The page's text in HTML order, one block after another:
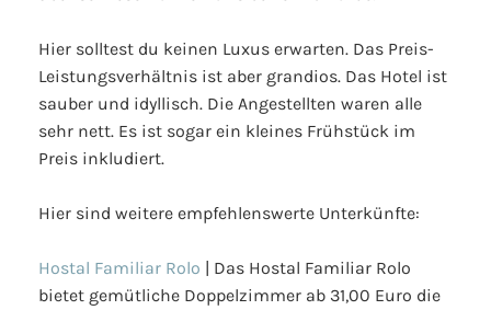
Hier solltest du keinen Luxus erwarten. Das Preis-
Leistungsverhältnis ist aber grandios. Das Hotel ist
sauber und idyllisch. Die Angestellten waren alle
sehr nett. Es ist sogar ein kleines Frühstück im
Preis inkludiert.
Hier sind weitere empfehlenswerte Unterkünfte:
Hostal Familiar Rolo | Das Hostal Familiar Rolo
bietet gemütliche Doppelzimmer ab 31,00 Euro die